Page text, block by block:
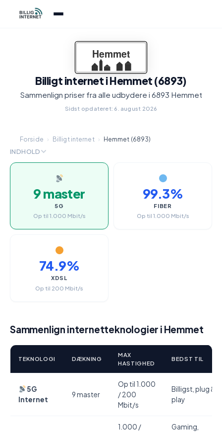
Billigt internet i Hemmet (6893)
Sammenlign priser fra alle udbydere i 6893 Hemmet
Sidst opdateret: 6. august 2026
Forside › Billigt internet › Hemmet (6893)
INDHOLD
9 master
5G
Op til 1.000 Mbit/s
99.3%
FIBER
Op til 1.000 Mbit/s
74.9%
XDSL
Op til 200 Mbit/s
Sammenlign internetteknologier i Hemmet
TEKNOLOGI DÆKNING
MAX
HASTIGHED
BEDST TIL
5G
Internet
9 master
Op til 1.000
/ 200
Mbit/s
Billigst, plug &
play
1.000 /
Gaming,